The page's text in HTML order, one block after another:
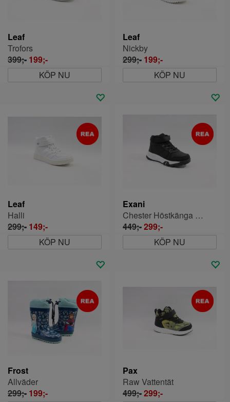
Leaf
Trofors
399;- 199;-
KÖP NU
Leaf
Nickby
299;- 199;-
KÖP NU
Leaf
Halli
299;- 149;-
KÖP NU
Exani
Chester Höstkänga Vattentät
449;-299;-
KÖP NU
Frost
Allväder
299;- 199;-
Pax
Raw Vattentät
499;-299;-